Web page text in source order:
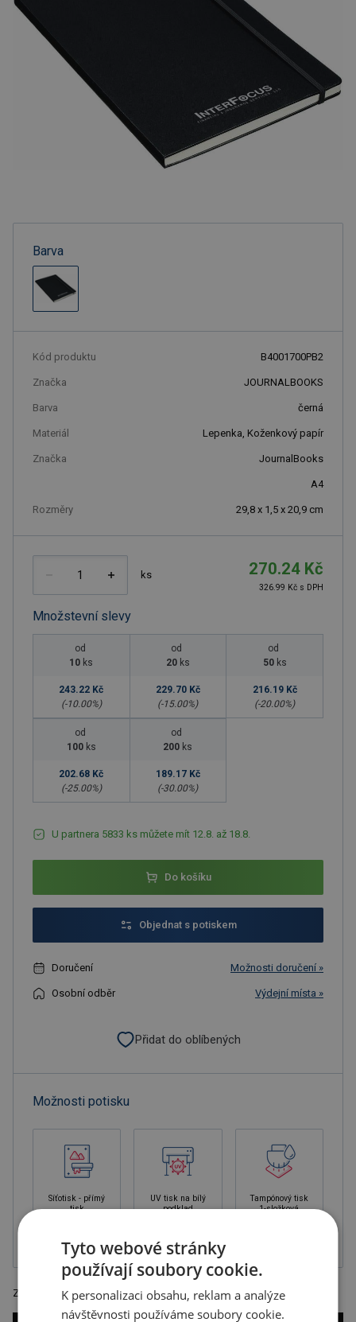
Barva
Kód produktu B4001700PB2
Značka JOURNALBOOKS
Barva černá
Materiál Lepenka, Koženkový papír
Značka JournalBooks
A4
Rozměry 29,8 x 1,5 x 20,9 cm
ks 270.24 Kč
326.99 Kč s DPH
Množstevní slevy
od
10 ks
243.22 Kč
(-10.00%)
od
20 ks
229.70 Kč
(-15.00%)
od
50 ks
216.19 Kč
(-20.00%)
od
100 ks
202.68 Kč
(-25.00%)
od
200 ks
189.17 Kč
(-30.00%)
U partnera 5833 ks můžete mít 12.8. až 18.8.
Do košíku
Objednat s potiskem
Doručení Možnosti doručení »
Osobní odběr Výdejní místa »
Přidat do oblíbených
Možnosti potisku
Síťotisk - přímý
tisk
UV tisk na bílý
podklad
Tampónový tisk
1-složková
Zápisník A4, 80 listový, linkovaný papír, černá, rozměr 29,5 x 21 x 1,5 cm
Tyto webové stránky
používají soubory cookie.
K personalizaci obsahu, reklam a analýze
návštěvnosti používáme soubory cookie.